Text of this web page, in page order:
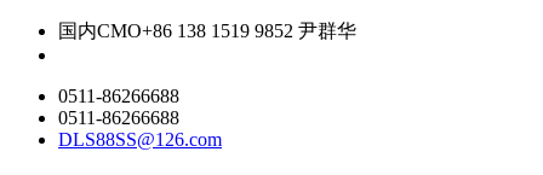
国内CMO+86 138 1519 9852 尹群华
0511-86266688
0511-86266688
DLS88SS@126.com